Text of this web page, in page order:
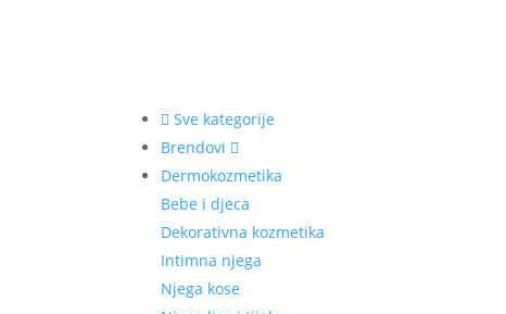
Sve kategorije
Brendovi
Dermokozmetika
Bebe i djeca
Dekorativna kozmetika
Intimna njega
Njega kose